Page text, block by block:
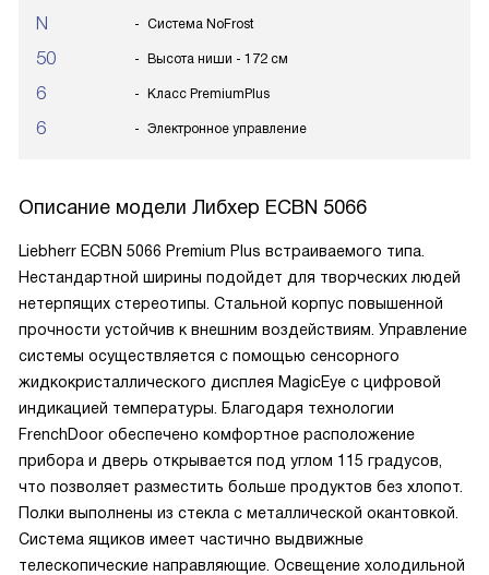
N Система NoFrost
50 Высота ниши - 172 см
6 Класс PremiumPlus
6 Электронное управление
Описание модели Либхер ECBN 5066
Liebherr ECBN 5066 Premium Plus встраиваемого типа.
Нестандартной ширины подойдет для творческих людей
нетерпящих стереотипы. Стальной корпус повышенной
прочности устойчив к внешним воздействиям. Управление
системы осуществляется с помощью сенсорного
жидкокристаллического дисплея MagicEye с цифровой
индикацией температуры. Благодаря технологии
FrenchDoor обеспечено комфортное расположение
прибора и дверь открывается под углом 115 градусов,
что позволяет разместить больше продуктов без хлопот.
Полки выполнены из стекла с металлической окантовкой.
Система ящиков имеет частично выдвижные
телескопические направляющие. Освещение холодильной